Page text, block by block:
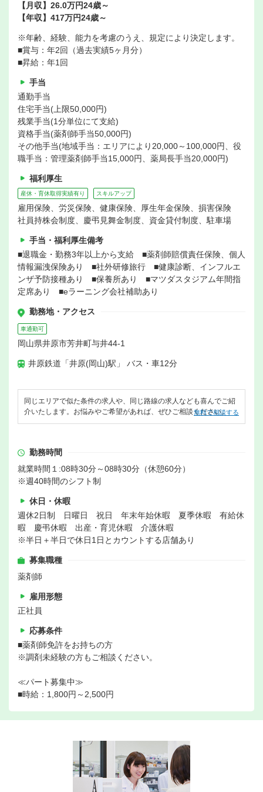
【月収】26.0万円24歳～
【年収】417万円24歳～
※年齢、経験、能力を考慮のうえ、規定により決定します。
■賞与：年2回（過去実績5ヶ月分）
■昇給：年1回
手当
通勤手当
住宅手当(上限50,000円)
残業手当(1分単位にて支給)
資格手当(薬剤師手当50,000円)
その他手当(地域手当：エリアにより20,000～100,000円、役
職手当：管理薬剤師手当15,000円、薬局長手当20,000円)
福利厚生
産休・育休取得実績有り スキルアップ
雇用保険、労災保険、健康保険、厚生年金保険、損害保険
社員持株会制度、慶弔見舞金制度、資金貸付制度、駐車場
手当・福利厚生備考
■退職金・勤務3年以上から支給 ■薬剤師賠償責任保険、個人
情報漏洩保険あり ■社外研修旅行 ■健康診断、インフルエ
ンザ予防接種あり ■保養所あり ■マツダスタジアム年間指
定席あり ■eラーニング会社補助あり
勤務地・アクセス
車通勤可
岡山県井原市芳井町与井44-1
井原鉄道「井原(岡山)駅」 バス・車12分
同じエリアで似た条件の求人や、同じ路線の求人なども喜んでご紹
介いたします。お悩みやご希望があれば、ぜひご相談ください。
無料で相談する
勤務時間
就業時間１:08時30分～08時30分（休憩60分）
※週40時間のシフト制
休日・休暇
週休2日制 日曜日 祝日 年末年始休暇 夏季休暇 有給休
暇 慶弔休暇 出産・育児休暇 介護休暇
※半日＋半日で休日1日とカウントする店舗あり
募集職種
薬剤師
雇用形態
正社員
応募条件
■薬剤師免許をお持ちの方
※調剤未経験の方もご相談ください。
≪パート募集中≫
■時給：1,800円～2,500円